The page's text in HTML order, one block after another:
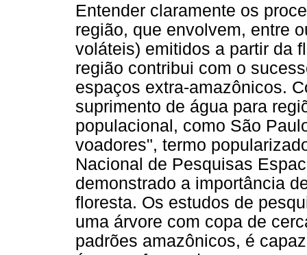
Entender claramente os
região, que envolvem, entre
voláteis) emitidos a partir da
região contribui com o
espaços extra-amazônicos.
suprimento de água para
populacional, como São
voadores", termo
Nacional de Pesquisas
demonstrado a importância
floresta. Os estudos de
uma árvore com copa de
padrões amazônicos, é